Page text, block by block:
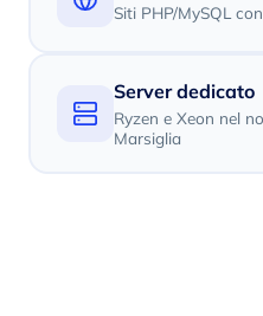
Siti PHP/MySQL
Server dedicato
Ryzen e Xeon nel
Marsiglia